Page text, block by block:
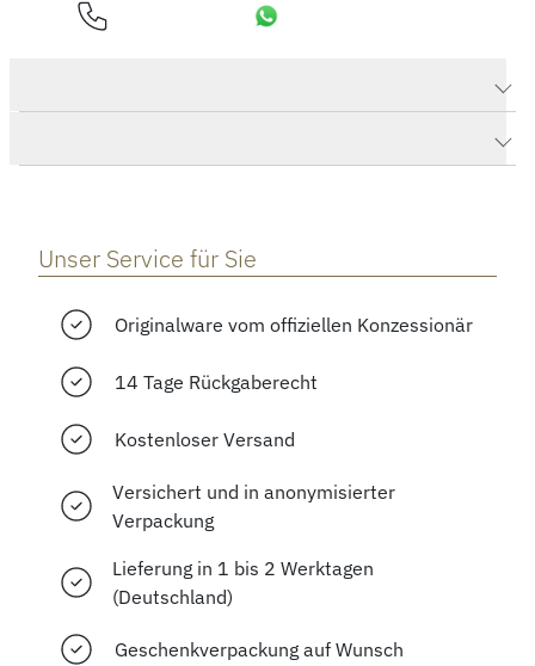
Unser Service für Sie
Originalware vom offiziellen Konzessionär
14 Tage Rückgaberecht
Kostenloser Versand
Versichert und in anonymisierter
Verpackung
Lieferung in 1 bis 2 Werktagen
(Deutschland)
Geschenkverpackung auf Wunsch